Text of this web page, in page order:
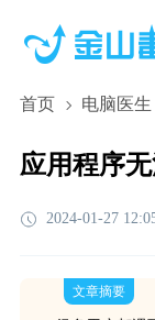
首页 电脑医生
应用程序
2024-01-27
文章摘要